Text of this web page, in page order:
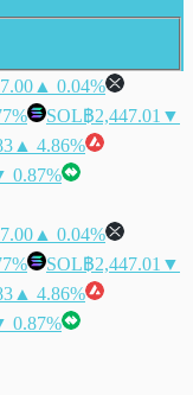
▲ 0.04%
SOL฿2,447.01 ▼
▲ 4.86%
0.87%
▲ 0.04%
SOL฿2,447.01 ▼
▲ 4.86%
0.87%